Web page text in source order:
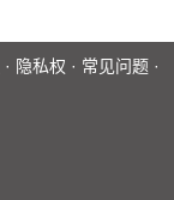
· 隐私权 · 常见问题 ·